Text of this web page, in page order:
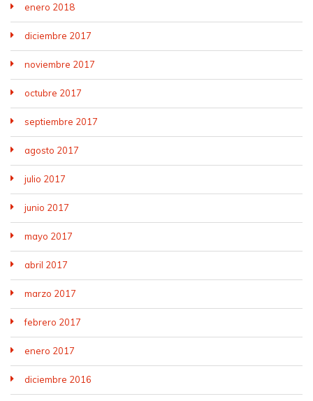
enero 2018
diciembre 2017
noviembre 2017
octubre 2017
septiembre 2017
agosto 2017
julio 2017
junio 2017
mayo 2017
abril 2017
marzo 2017
febrero 2017
enero 2017
diciembre 2016